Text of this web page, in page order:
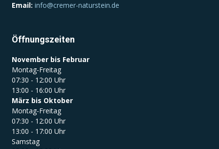
Email: info@cremer-naturstein.de
Öffnungszeiten
November bis Februar
Montag-Freitag
07:30 - 12:00 Uhr
13:00 - 16:00 Uhr
März bis Oktober
Montag-Freitag
07:30 - 12:00 Uhr
13:00 - 17:00 Uhr
Samstag